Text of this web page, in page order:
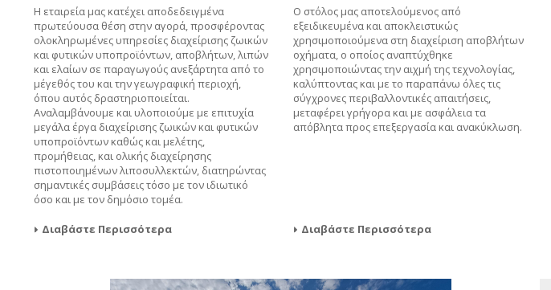
Η εταιρεία μας κατέχει αποδεδειγμένα
πρωτεύουσα θέση στην αγορά, προσφέροντας
ολοκληρωμένες υπηρεσίες διαχείρισης ζωικών
και φυτικών υποπροϊόντων, αποβλήτων, λιπών
και ελαίων σε παραγωγούς ανεξάρτητα από το
μέγεθός του και την γεωγραφική περιοχή,
όπου αυτός δραστηριοποιείται.
Αναλαμβάνουμε και υλοποιούμε με επιτυχία
μεγάλα έργα διαχείρισης ζωικών και φυτικών
υποπροϊόντων καθώς και μελέτης,
προμήθειας, και ολικής διαχείρησης
πιστοποιημένων λιποσυλλεκτών, διατηρώντας
σημαντικές συμβάσεις τόσο με τον ιδιωτικό
όσο και με τον δημόσιο τομέα.
Διαβάστε Περισσότερα
Ο στόλος μας αποτελούμενος από
εξειδικευμένα και αποκλειστικώς
χρησιμοποιούμενα στη διαχείριση αποβλήτων
οχήματα, ο οποίος αναπτύχθηκε
χρησιμοποιώντας την αιχμή της τεχνολογίας,
καλύπτοντας και με το παραπάνω όλες τις
σύγχρονες περιβαλλοντικές απαιτήσεις,
μεταφέρει γρήγορα και με ασφάλεια τα
απόβλητα προς επεξεργασία και ανακύκλωση.
Διαβάστε Περισσότερα